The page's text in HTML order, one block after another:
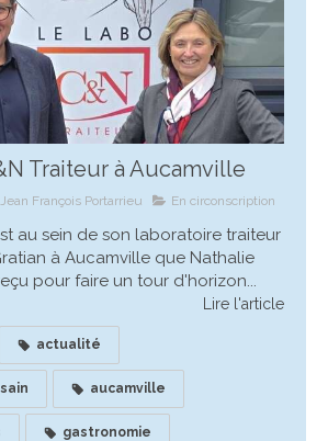
Traiteur à Aucamville
Jean François Portarrieu En circonscription
au sein de son laboratoire traiteur
à Aucamville que Nathalie
pour faire un tour d'horizon...
Lire l'article
actualité
aucamville
gastronomie